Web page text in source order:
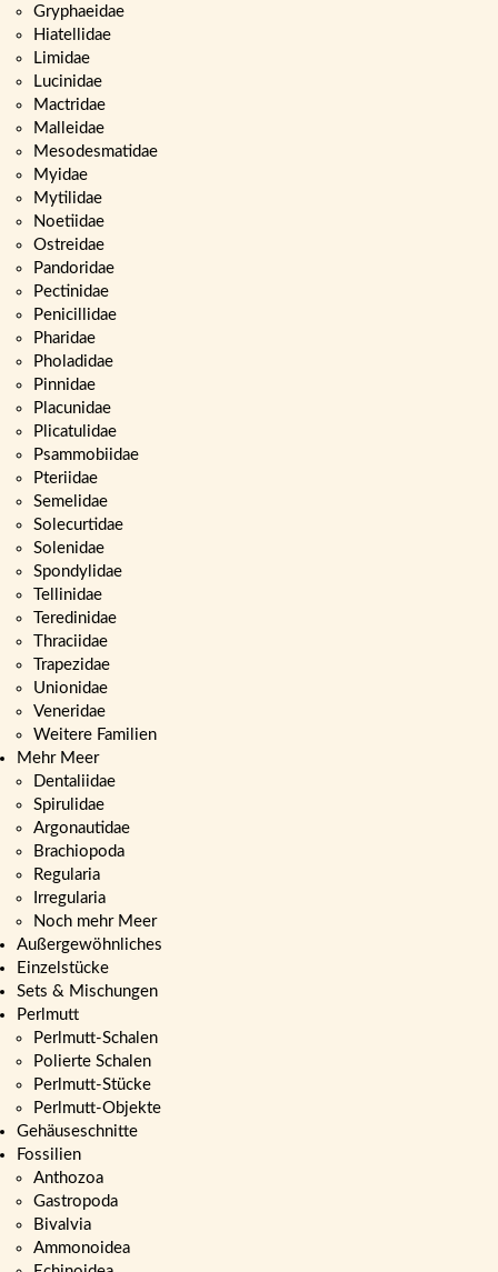
Gryphaeidae
Hiatellidae
Limidae
Lucinidae
Mactridae
Malleidae
Mesodesmatidae
Myidae
Mytilidae
Noetiidae
Ostreidae
Pandoridae
Pectinidae
Penicillidae
Pharidae
Pholadidae
Pinnidae
Placunidae
Plicatulidae
Psammobiidae
Pteriidae
Semelidae
Solecurtidae
Solenidae
Spondylidae
Tellinidae
Teredinidae
Thraciidae
Trapezidae
Unionidae
Veneridae
Weitere Familien
Mehr Meer
Dentaliidae
Spirulidae
Argonautidae
Brachiopoda
Regularia
Irregularia
Noch mehr Meer
Außergewöhnliches
Einzelstücke
Sets & Mischungen
Perlmutt
Perlmutt-Schalen
Polierte Schalen
Perlmutt-Stücke
Perlmutt-Objekte
Gehäuseschnitte
Fossilien
Anthozoa
Gastropoda
Bivalvia
Ammonoidea